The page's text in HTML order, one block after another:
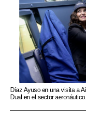
Díaz Ayuso en una visita a
Dual en el sector aeronáutico.